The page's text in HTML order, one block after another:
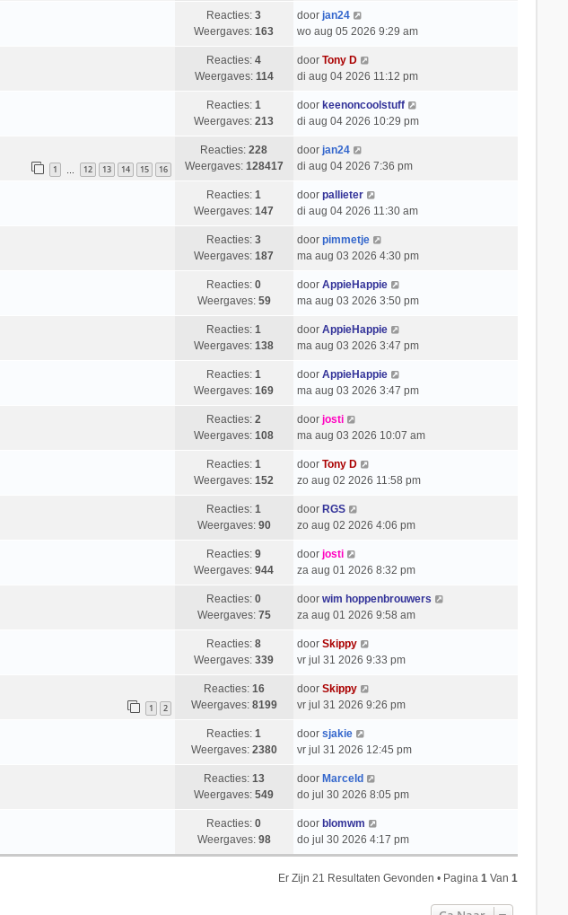
Reacties:3
Weergaves:163
door jan24
wo aug 05 2026 9:29 am
Reacties:4
Weergaves: 114
door Tony D
di aug 04 2026 11:12 pm
Reacties:1
Weergaves:213
door keenoncoolstuff
di aug 04 2026 10:29 pm
1 12 13 14 15 16
Reacties:228
Weergaves: 128417
door jan24
di aug 04 2026 7:36 pm
Reacties:1
Weergaves:147
door pallieter
di aug 04 2026 11:30 am
Reacties:3
Weergaves:187
door pimmetje
ma aug 03 2026 4:30 pm
Reacties:0
Weergaves: 59
door AppieHappie
ma aug 03 2026 3:50 pm
Reacties:1
Weergaves:138
door AppieHappie
ma aug 03 2026 3:47 pm
Reacties:1
Weergaves:169
door AppieHappie
ma aug 03 2026 3:47 pm
Reacties:2
Weergaves:108
door josti
ma aug 03 2026 10:07 am
Reacties:1
Weergaves:152
door Tony D
zo aug 02 2026 11:58 pm
Reacties:1
Weergaves: 90
door RGS
zo aug 02 2026 4:06 pm
Reacties:9
Weergaves:944
door josti
za aug 01 2026 8:32 pm
Reacties:0
Weergaves: 75
door wim hoppenbrouwers
za aug 01 2026 9:58 am
Reacties:8
Weergaves:339
door Skippy
vr jul 31 2026 9:33 pm
1 2
Reacties: 16
Weergaves: 8199
door Skippy
vr jul 31 2026 9:26 pm
Reacties:1
Weergaves: 2380
door sjakie
vr jul 31 2026 12:45 pm
Reacties: 13
Weergaves:549
door Marceld
do jul 30 2026 8:05 pm
Reacties:0
Weergaves: 98
door blomwm
do jul 30 2026 4:17 pm
Er Zijn 21 Resultaten Gevonden • Pagina1 Van1